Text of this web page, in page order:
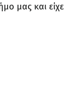
μας και είχε